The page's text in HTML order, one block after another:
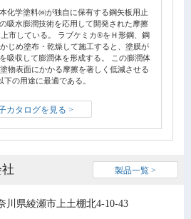
化学塗料㈱が独自に保有する鋼矢板用止
吸水膨潤技術を応用して開発された摩擦
市している。 ラブケミカ®をＨ形鋼、鋼
じめ塗布・乾燥して施工すると、塗膜が
吸収して膨潤体を形成する。 この膨潤体
物表面にかかる摩擦を著しく低減させる
下の用途に最適である。
カタログを見る >
製品一覧 >
川県綾瀬市上土棚北4-10-43